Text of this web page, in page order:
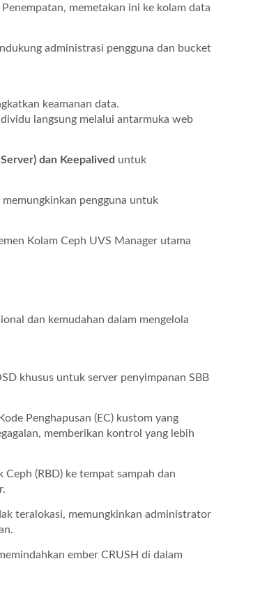
memetakan ini ke kolam data
administrasi pengguna dan bucket
keamanan data.
langsung melalui antarmuka web
dan Keepalived untuk
pengguna untuk
Kolam Ceph UVS Manager utama
dan kemudahan dalam mengelola
khusus untuk server penyimpanan SBB
Penghapusan (EC) kustom yang
memberikan kontrol yang lebih
Ceph (RBD) ke tempat sampah dan
teralokasi, memungkinkan administrator
ember CRUSH di dalam